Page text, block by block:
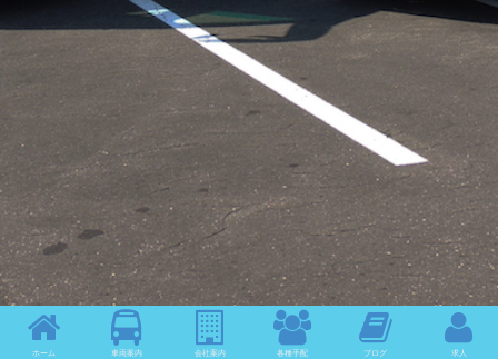
ホーム 車両案内 会社案内 各種手配 ブログ 求人